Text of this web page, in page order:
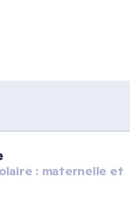
: maternelle et